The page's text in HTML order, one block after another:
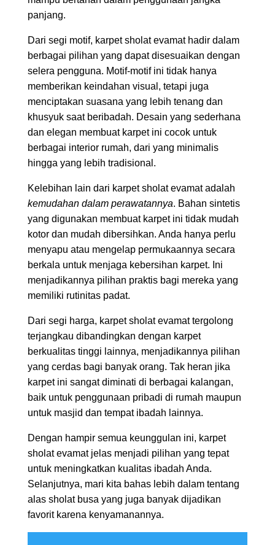
panjang.
Dari segi motif, karpet sholat evamat hadir dalam
berbagai pilihan yang dapat disesuaikan dengan
selera pengguna. Motif-motif ini tidak hanya
memberikan keindahan visual, tetapi juga
menciptakan suasana yang lebih tenang dan
khusyuk saat beribadah. Desain yang sederhana
dan elegan membuat karpet ini cocok untuk
berbagai interior rumah, dari yang minimalis
hingga yang lebih tradisional.
Kelebihan lain dari karpet sholat evamat adalah
kemudahan dalam perawatannya. Bahan sintetis
yang digunakan membuat karpet ini tidak mudah
kotor dan mudah dibersihkan. Anda hanya perlu
menyapu atau mengelap permukaannya secara
berkala untuk menjaga kebersihan karpet. Ini
menjadikannya pilihan praktis bagi mereka yang
memiliki rutinitas padat.
Dari segi harga, karpet sholat evamat tergolong
terjangkau dibandingkan dengan karpet
berkualitas tinggi lainnya, menjadikannya pilihan
yang cerdas bagi banyak orang. Tak heran jika
karpet ini sangat diminati di berbagai kalangan,
baik untuk penggunaan pribadi di rumah maupun
untuk masjid dan tempat ibadah lainnya.
Dengan hampir semua keunggulan ini, karpet
sholat evamat jelas menjadi pilihan yang tepat
untuk meningkatkan kualitas ibadah Anda.
Selanjutnya, mari kita bahas lebih dalam tentang
alas sholat busa yang juga banyak dijadikan
favorit karena kenyamanannya.